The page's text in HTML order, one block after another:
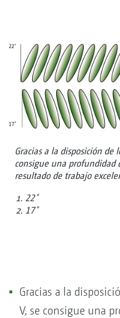
Gracias a la disposición de
consigue una
resultado de trabajo
22˚
17˚
Gracias a la
V, se consigue una